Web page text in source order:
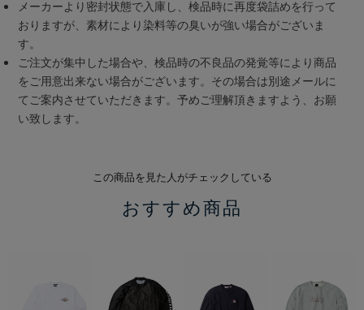
メーカーより密封状態で入庫し、検品時に再度袋詰めを行って
おりますが、素材により染料等の臭いが強い場合がございま
す。
ご注文が集中した場合や、検品時の不良品の発覚等により商品
をご用意出来ない場合がございます。その場合は別途メールに
てご案内させていただきます。予めご理解頂きますよう、お願
い致します。
この商品を見た人がチェックしている
おすすめ商品